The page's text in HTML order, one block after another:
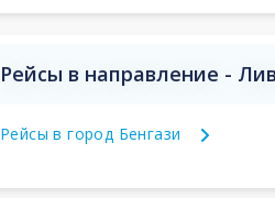
Рейсы в направление -
Рейсы в город Бенгази